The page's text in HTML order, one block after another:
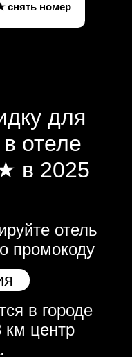
снять номер
для
отеле
в 2025
отель
промокоду
в городе
км центр